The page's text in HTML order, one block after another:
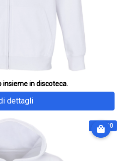
insieme in discoteca.
dettagli
€ 64.90